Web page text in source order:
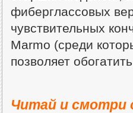
фиберглассовых
чувствительных
Marmo (среди
позволяет
Читай и смотри